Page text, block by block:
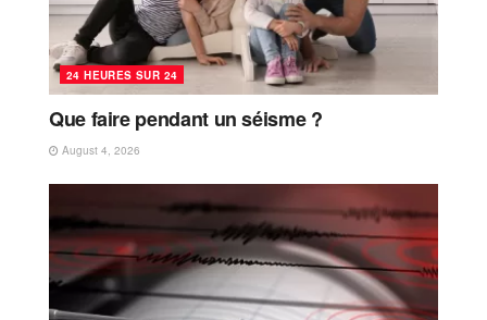
24 HEURES SUR 24
Que faire pendant un séisme ?
August 4, 2026